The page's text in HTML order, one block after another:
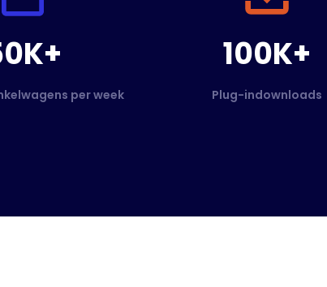
per week
100K+
Plug-indownloads